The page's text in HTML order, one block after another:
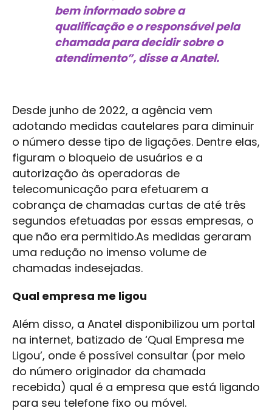
bem informado sobre a
qualificação e o responsável pela
chamada para decidir sobre o
atendimento”, disse a Anatel.
Desde junho de 2022, a agência vem
adotando medidas cautelares para diminuir
o número desse tipo de ligações. Dentre elas,
figuram o bloqueio de usuários e a
autorização às operadoras de
telecomunicação para efetuarem a
cobrança de chamadas curtas de até três
segundos efetuadas por essas empresas, o
que não era permitido.As medidas geraram
uma redução no imenso volume de
chamadas indesejadas.
Qual empresa me ligou
Além disso, a Anatel disponibilizou um portal
na internet, batizado de ‘Qual Empresa me
Ligou’, onde é possível consultar (por meio
do número originador da chamada
recebida) qual é a empresa que está ligando
para seu telefone fixo ou móvel.